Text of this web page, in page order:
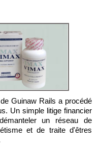
Un simple litige financier
un réseau de
et de traite d'êtres